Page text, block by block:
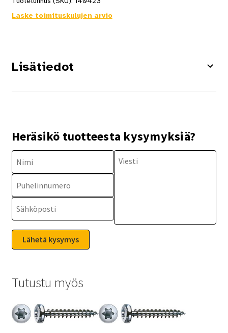
Laske toimituskulujen arvio
Lisätiedot
Heräsikö tuotteesta kysymyksiä?
Tutustu myös